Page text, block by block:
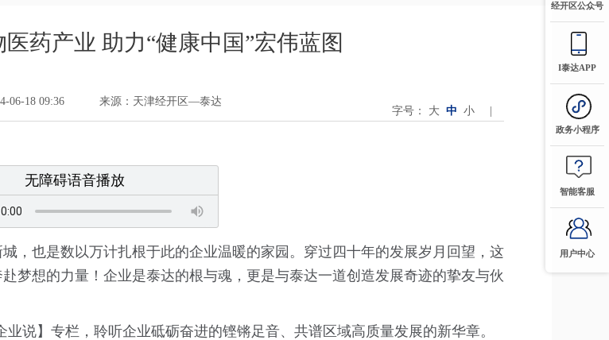
药产业 助力“健康中国”宏伟蓝图
06-18 09:36
来源：天津经开区—泰达
字号： 大 中 小
无障碍语音播放
，也是数以万计扎根于此的企业温暖的家园。穿过四十年的发展岁月回望，这
梦想的力量！企业是泰达的根与魂，更是与泰达一道创造发展奇迹的挚友与伙
说】专栏，聆听企业砥砺奋进的铿锵足音、共谱区域高质量发展的新华章。
经开区公众号
I泰达APP
政务小程序
智能客服
用户中心